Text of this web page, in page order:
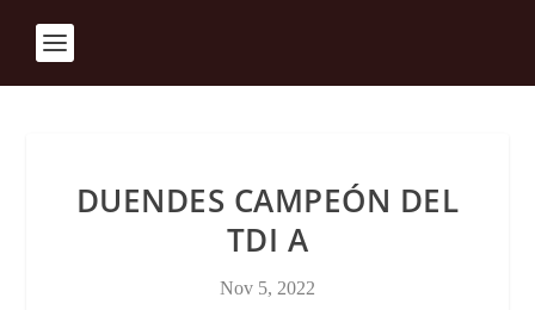
DUENDES CAMPEÓN DEL
TDI A
Nov 5, 2022